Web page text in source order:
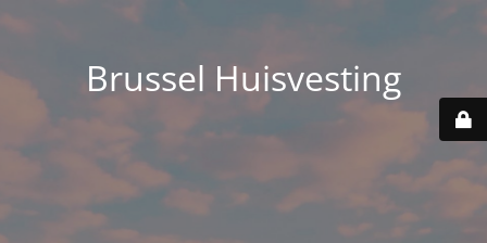
Brussel Huisvesting